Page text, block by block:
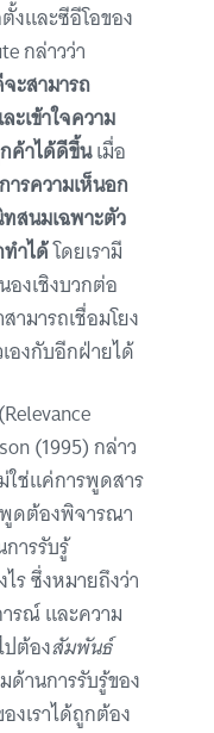
งและซีอีโอของ
กล่าวว่า
ะสามารถ
เข้าใจความ
ค้าได้ดีขึ้นเมื่อ
รความเห็นอก
ทสนมเฉพาะตัว
ำได้โดยเรามี
องเชิงบวกต่อ
ามารถเชื่อมโยง
องกับอีกฝ่ายได้
(1995) กล่าว
ใช่แค่การพูดสาร
ดต้องพิจารณา
ารรับรู้
ร ซึ่งหมายถึงว่า
รณ์ และความ
ต้องสัมพันธ์
านการรับรู้ของ
งเราได้ถูกต้อง